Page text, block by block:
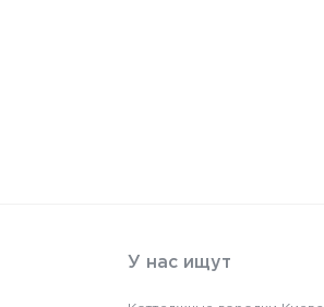
У нас ищут